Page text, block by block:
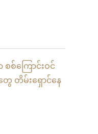
စစ်ကြောင်းဝင်
တိမ်းရှောင်နေ